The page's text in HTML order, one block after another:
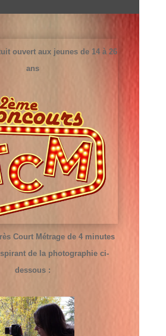
ouvert aux jeunes de 14 à 26
ans
Court Métrage de 4 minutes
de la photographie ci-
dessous :